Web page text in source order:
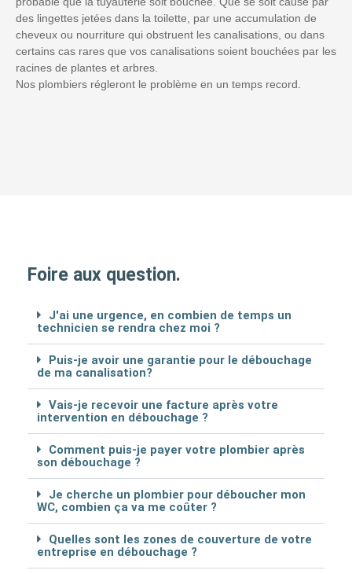
des lingettes jetées dans la toilette, par une accumulation de
cheveux ou nourriture qui obstruent les canalisations, ou dans
certains cas rares que vos canalisations soient bouchées par les
racines de plantes et arbres.
Nos plombiers régleront le problème en un temps record.
Foire aux question.
J'ai une urgence, en combien de temps un
technicien se rendra chez moi ?
Puis-je avoir une garantie pour le débouchage
de ma canalisation?
Vais-je recevoir une facture après votre
intervention en débouchage ?
Comment puis-je payer votre plombier après
son débouchage ?
Je cherche un plombier pour déboucher mon
WC, combien ça va me coûter ?
Quelles sont les zones de couverture de votre
entreprise en débouchage ?